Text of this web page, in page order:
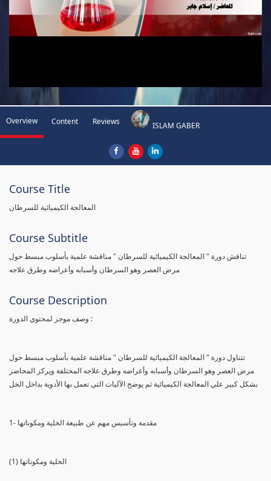
Overview Content Reviews ISLAM GABER
Course Title
المعالجة الكيميائية للسرطان
Course Subtitle
تناقش دورة " المعالجة الكيميائية للسرطان " مناقشة علمية بأسلوب مبسط حول
مرض العصر وهو السرطان وأسبابه وأعراضه وطرق علاجه
Course Description
وصف موجز لمحتوي الدورة :
تتناول دورة " المعالجة الكيميائية للسرطان " مناقشة علمية بأسلوب مبسط حول
مرض العصر وهو السرطان وأسبابه وأعراضه وطرق علاجه المختلفة ويركز المحاضر
بشكل كبير علي المعالجة الكيميائية ثم يوضح الآليات التي تعمل بها الأدوية بداخل الخل
1- مقدمة وتأسيس مهم عن طبيعة الخلية ومكوناتها
(1) الخلية ومكوناتها